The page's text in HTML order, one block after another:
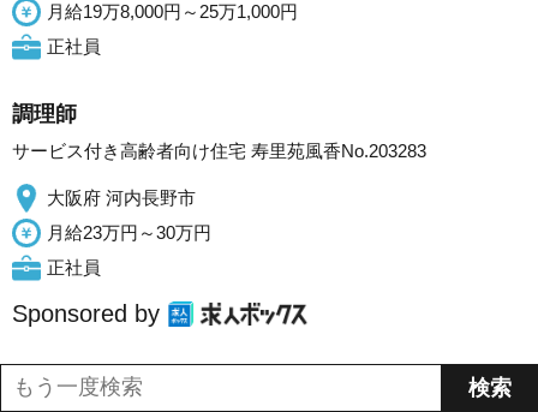
月給19万8,000円～25万1,000円
正社員
調理師
サービス付き高齢者向け住宅 寿里苑風香No.203283
大阪府 河内長野市
月給23万円～30万円
正社員
Sponsored by